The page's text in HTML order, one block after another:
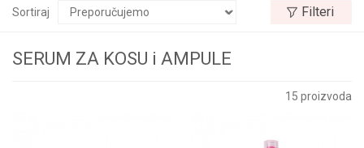
SERUM ZA KOSU i AMPULE
Sortiraj Filteri
15 proizvoda